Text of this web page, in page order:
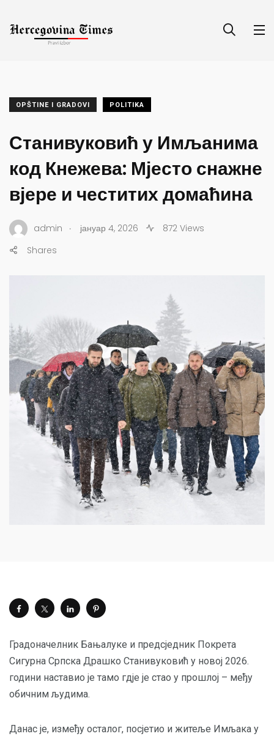
OPŠTINE I GRADOVI POLITIKA
Станивуковић у Имљанима
код Кнежева: Мјесто снажне
вјере и честитих домаћина
admin . јануар 4, 2026
872 Views
Shares
Градоначелник Бањалуке и предсједник Покрета
Сигурна Српска Драшко Станивуковић у новој 2026.
години наставио је тамо гдје је стао у прошлој – међу
обичним људима.
Данас је, између осталог, посјетио и житеље Имљака у